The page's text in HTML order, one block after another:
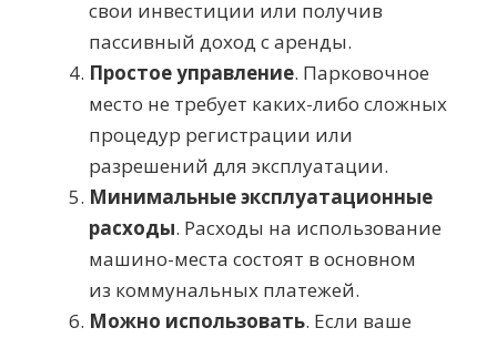
свои инвестиции или получив
пассивный доход с аренды.
Простое управление. Парковочное
место не требует каких-либо сложных
процедур регистрации или
разрешений для эксплуатации.
Минимальные эксплуатационные
расходы. Расходы на использование
машино-места состоят в основном
из коммунальных платежей.
Можно использовать. Если ваше